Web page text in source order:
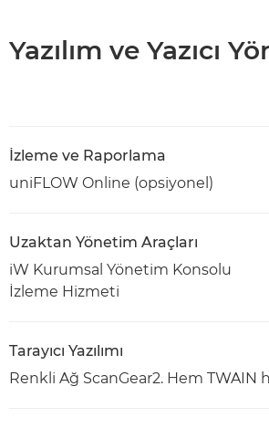
Yazılım ve Yazıcı
İzleme ve Raporlama
uniFLOW Online (opsiyonel)
Uzaktan Yönetim Araçları
iW Kurumsal Yönetim Konsolu
İzleme Hizmeti
Tarayıcı Yazılımı
Renkli Ağ ScanGear2. Hem TWAIN